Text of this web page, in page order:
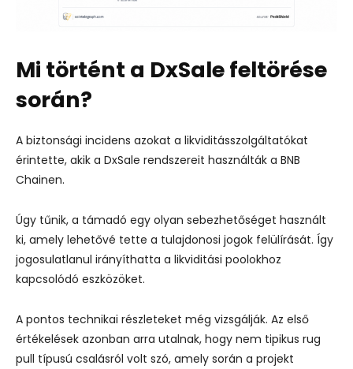
Mi történt a DxSale feltörése
során?
A biztonsági incidens azokat a likviditásszolgáltatókat
érintette, akik a DxSale rendszereit használták a BNB
Chainen.
Úgy tűnik, a támadó egy olyan sebezhetőséget használt
ki, amely lehetővé tette a tulajdonosi jogok felülírását. Így
jogosulatlanul irányíthatta a likviditási poolokhoz
kapcsolódó eszközöket.
A pontos technikai részleteket még vizsgálják. Az első
értékelések azonban arra utalnak, hogy nem tipikus rug
pull típusú csalásról volt szó, amely során a projekt